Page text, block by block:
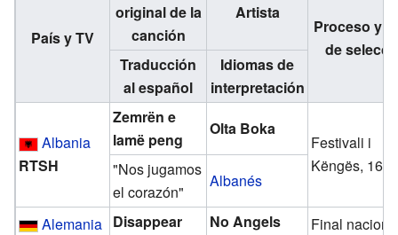
País y TV
original de la
canción
Artista
Proceso y
de
Traducción
al español
Idiomas de
interpretación
Albania
RTSH
Zemrën e
lamë peng
Olta Boka
Festivali i
Këngës, 16-
"Nos jugamos
el corazón"
Albanés
Alemania Disappear No Angels
Final